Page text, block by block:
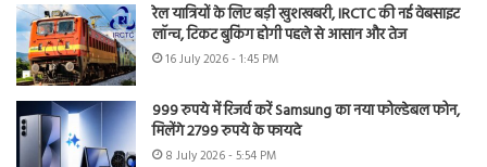
रेल यात्रियों के लिए बड़ी खुशखबरी, IRCTC की नई वेबसाइट
लॉन्च, टिकट बुकिंग होगी पहले से आसान और तेज
16 July 2026 - 1:45 PM
999 रुपये में रिजर्व करें Samsung का नया फोल्डेबल फोन,
मिलेंगे 2799 रुपये के फायदे
8 July 2026 - 5:54 PM